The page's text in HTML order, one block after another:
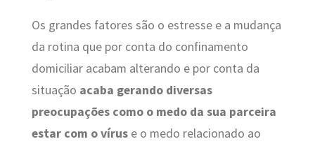
Os grandes fatores são o estresse e a mudança
da rotina que por conta do confinamento
domiciliar acabam alterando e por conta da
situação acaba gerando diversas
preocupações como o medo da sua parceira
estar com o víruse o medo relacionado ao